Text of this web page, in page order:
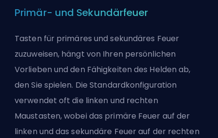
Primär- und Sekundärfeuer
Tasten für primäres und sekundäres Feuer
zuzuweisen, hängt von Ihren persönlichen
Vorlieben und den Fähigkeiten des Helden ab,
den Sie spielen. Die Standardkonfiguration
verwendet oft die linken und rechten
Maustasten, wobei das primäre Feuer auf der
linken und das sekundäre Feuer auf der rechten